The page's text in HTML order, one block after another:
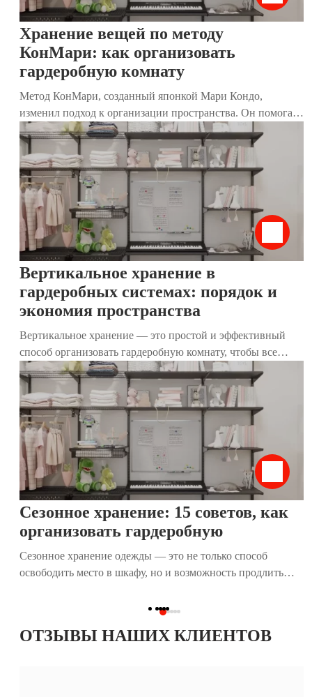
современный вариант – система хранения в стиле лофт.
Хранение вещей по методу
КонМари: как организовать
гардеробную комнату
Метод КонМари, созданный японкой Мари Кондо,
изменил подход к организации пространства. Он помогает
не только избавиться от лишних вещей, но и создать дом,
где каждый предмет приносит радость. Особенно
эффективен этот метод для гардеробных комнат, где
хранятся одежда, обувь и аксессуары. В этой статье мы
разберём, как применить принципы КонМари к хранению
вещей, используя наши современные гардеробные
системы. Они идеально дополняют метод, делая гардероб
функциональным, стильным и удобным.
Вертикальное хранение в
гардеробных системах: порядок и
экономия пространства
Вертикальное хранение — это простой и эффективный
способ организовать гардеробную комнату, чтобы все
вещи были на виду, легко доступны и не создавали
беспорядок. Популяризированный японской эксперткой
Мари Кондо, этот метод позволяет экономить место,
сохранять порядок и упрощать повседневную жизнь. В
этой статье мы разберём, как работает вертикальное
хранение, почему оно подходит для гардеробных и как
наши гардеробные системы помогают воплотить его в
жизнь.
Сезонное хранение: 15 советов, как
организовать гардеробную
Сезонное хранение одежды — это не только способ
освободить место в шкафу, но и возможность продлить
гардеробной помогает легко находить нужные предметы,
мы собрали 15 практичных советов, которые помогут вам
ОТЗЫВЫ НАШИХ КЛИЕНТОВ